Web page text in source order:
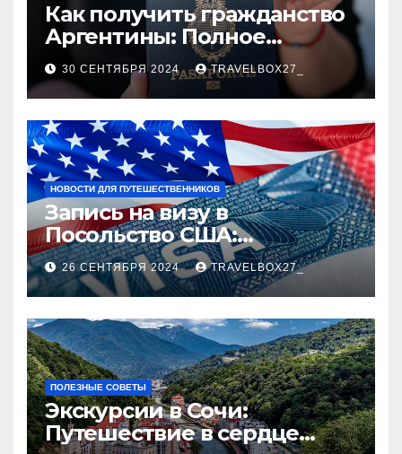
Как получить гражданство
Аргентины: Полное
руководство
30 СЕНТЯБРЯ 2024 TRAVELBOX27_
НОВОСТИ ДЛЯ ПУТЕШЕСТВЕННИКОВ
Запись на визу в
Посольство США:
Пошаговое руководство
26 СЕНТЯБРЯ 2024 TRAVELBOX27_
ПОЛЕЗНЫЕ СОВЕТЫ
Экскурсии в Сочи:
Путешествие в сердце